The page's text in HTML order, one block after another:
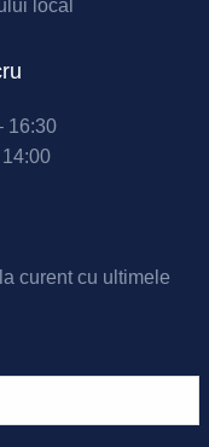
local
16:30
curent cu ultimele